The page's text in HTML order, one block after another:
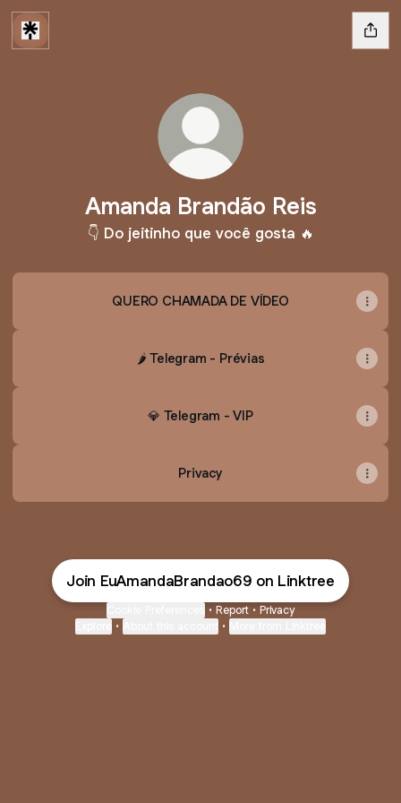
Amanda Brandão Reis
👇 Do jeitinho que você gosta 🔥
QUERO CHAMADA DE VÍDEO
🌶️ Telegram - Prévias
💎 Telegram - VIP
Privacy
Join EuAmandaBrandao69 on Linktree
• Report • Privacy
• •